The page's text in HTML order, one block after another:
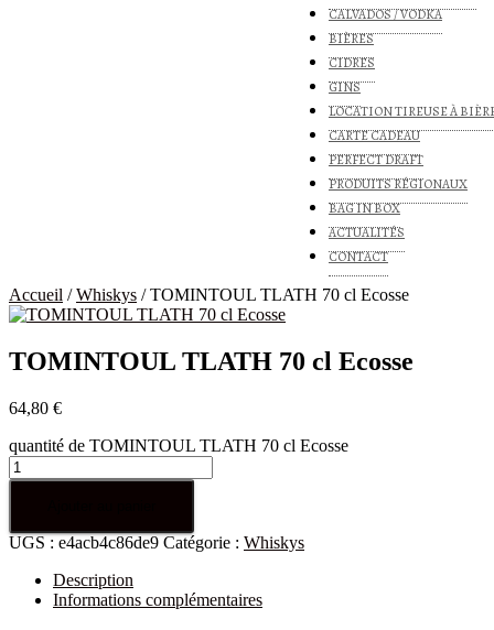
CALVADOS / VODKA
BIÈRES
CIDRES
GINS
LOCATION TIREUSE À
CARTE CADEAU
PERFECT DRAFT
PRODUITS RÉGIONAUX
BAG IN BOX
ACTUALITÉS
CONTACT
Accueil /Whiskys / TOMINTOUL TLATH 70 cl Ecosse
TOMINTOUL TLATH 70 cl Ecosse
64,80 €
quantité de TOMINTOUL TLATH 70 cl Ecosse
UGS : e4acb4c86de9 Catégorie : Whiskys
Description
Informations complémentaires